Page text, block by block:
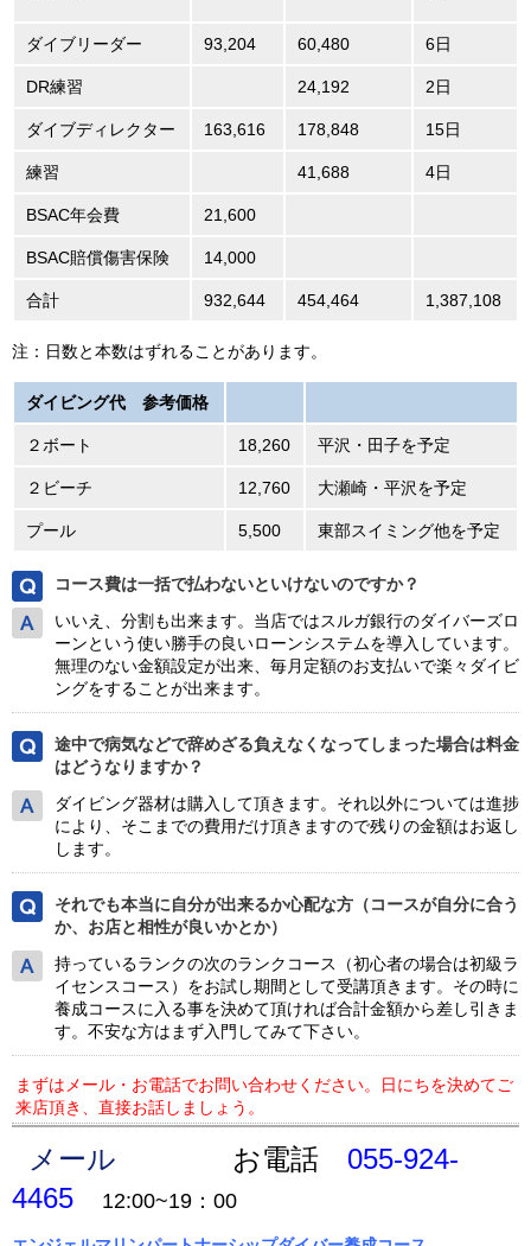
ダイブリーダー 93,204 60,480 6日
DR練習 24,192 2日
ダイブディレクター 163,616 178,848 15日
練習 41,688 4日
BSAC年会費 21,600
BSAC賠償傷害保険 14,000
合計 932,644 454,464 1,387,108
注：日数と本数はずれることがあります。
ダイビング代 参考価格
２ボート 18,260 平沢・田子を予定
２ビーチ 12,760 大瀬崎・平沢を予定
プール 5,500 東部スイミング他を予定
コース費は一括で払わないといけないのですか？
いいえ、分割も出来ます。当店ではスルガ銀行のダイバーズロ
ーンという使い勝手の良いローンシステムを導入しています。
無理のない金額設定が出来、毎月定額のお支払いで楽々ダイビ
ングをすることが出来ます。
途中で病気などで辞めざる負えなくなってしまった場合は料金
はどうなりますか？
ダイビング器材は購入して頂きます。それ以外については進捗
により、そこまでの費用だけ頂きますので残りの金額はお返し
します。
それでも本当に自分が出来るか心配な方（コースが自分に合う
か、お店と相性が良いかとか）
持っているランクの次のランクコース（初心者の場合は初級ラ
イセンスコース）をお試し期間として受講頂きます。その時に
養成コースに入る事を決めて頂ければ合計金額から差し引きま
す。不安な方はまず入門してみて下さい。
まずはメール・お電話でお問い合わせください。日にちを決めてご
来店頂き、直接お話しましょう。
メール お電話 055-924-
4465
12:00~19：00